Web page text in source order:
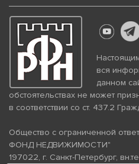
вся
данном
обстоятельствах не может
в соответствии со ст. 437.2
Общество с ограниченной
ФОНД НЕДВИЖИМОСТИ"
197022, г. Санкт-Петербург,